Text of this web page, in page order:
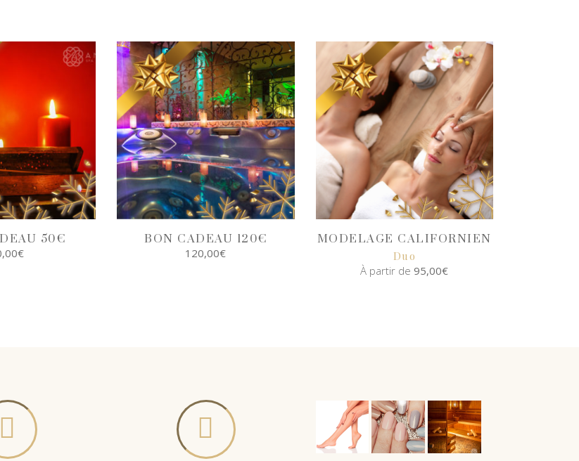
50€
€
BON CADEAU 120€
120,00€
MODELAGE CALIFORNIEN
Duo
À partir de95,00€